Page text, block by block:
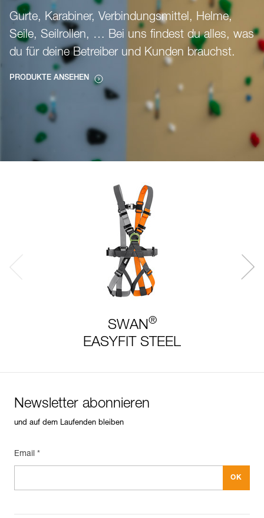
Gurte, Karabiner, Verbindungsmittel, Helme,
Seile, Seilrollen, … Bei uns findest du alles, was
du für deine Betreiber und Kunden brauchst.
PRODUKTE ANSEHEN
SWAN®
EASYFIT STEEL
Newsletter abonnieren
und auf dem Laufenden bleiben
Email *